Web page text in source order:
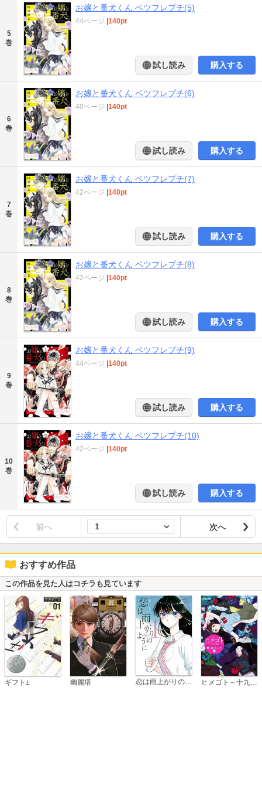
5
巻
お嬢と番犬くん ベツフレプチ(5)
44ページ 140pt
試し読み 購入する
6
巻
お嬢と番犬くん ベツフレプチ(6)
40ページ 140pt
試し読み 購入する
7
巻
お嬢と番犬くん ベツフレプチ(7)
42ページ 140pt
試し読み 購入する
8
巻
お嬢と番犬くん ベツフレプチ(8)
42ページ 140pt
試し読み 購入する
9
巻
お嬢と番犬くん ベツフレプチ(9)
44ページ 140pt
試し読み 購入する
10
巻
お嬢と番犬くん ベツフレプチ(10)
42ページ 140pt
試し読み 購入する
前へ 次へ
おすすめ作品
この作品を見た人はコチラも見ています
ギフト± 幽麗塔 恋は雨上がりのように